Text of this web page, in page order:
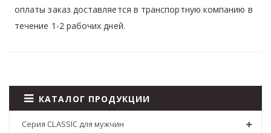
оплаты заказ доставляется в транспортную компанию в
течение 1-2 рабочих дней.
КАТАЛОГ ПРОДУКЦИИ
Серия CLASSIC для мужчин